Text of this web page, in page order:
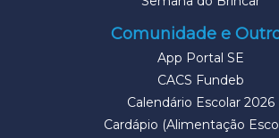
Comunidade e
App Portal SE
CACS Fundeb
Calendário Escolar 2026
Cardápio (Alimentação